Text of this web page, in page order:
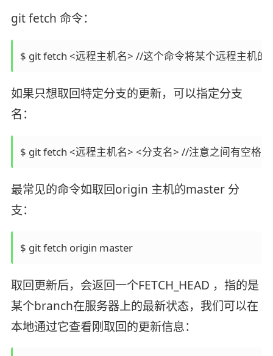
git fetch 命令：
$ git fetch <远程主机名> //这个命令将某个远程主机的
如果只想取回特定分支的更新，可以指定分支
名：
$ git fetch <远程主机名> <分支名> //注意之间有空格
最常见的命令如取回origin 主机的master 分
支：
$ git fetch origin master
取回更新后，会返回一个FETCH_HEAD ，指的是
某个branch在服务器上的最新状态，我们可以在
本地通过它查看刚取回的更新信息：